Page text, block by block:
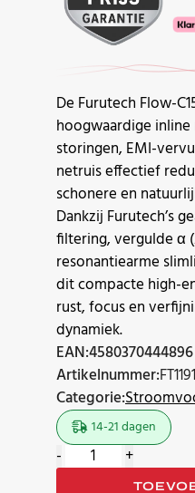
De Furutech Flow-
hoogwaardige
storingen, EMI-
netruis effectief
schonere en
Dankzij Furutech’s
filtering, vergulde α
resonantiearme
dit compacte high-
rust, focus en
dynamiek.
EAN:4580370444896
Artikelnummer:
Categorie:
14-21 dagen
Furutech
Flow-
- +